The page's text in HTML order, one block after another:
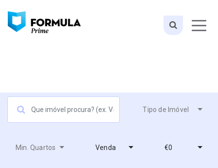
Tipo de Imóvel
Min. Quartos Venda €0